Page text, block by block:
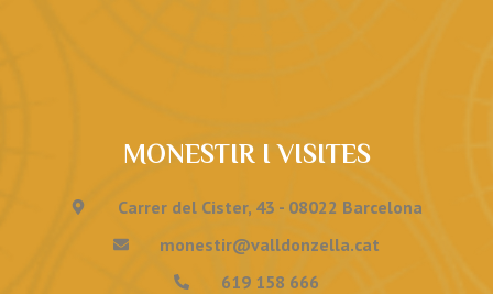
MONESTIR I VISITES
Carrer del Cister, 43 - 08022 Barcelona
monestir@valldonzella.cat
619 158 666